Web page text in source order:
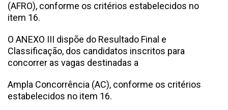
(AFRO), conforme os critérios estabelecidos no
item 16.
O ANEXO III dispõe do Resultado Final e
Classificação, dos candidatos inscritos para
concorrer as vagas destinadas a
Ampla Concorrência (AC), conforme os critérios
estabelecidos no item 16.